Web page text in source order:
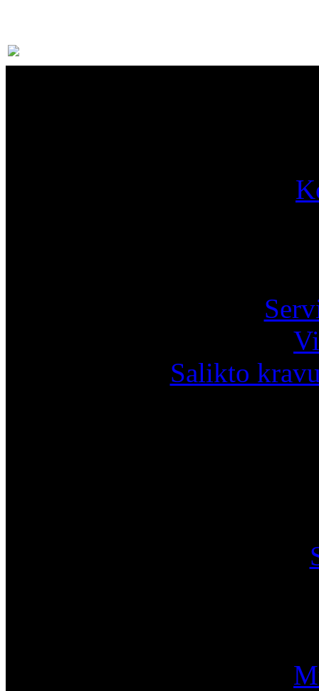
Salikto